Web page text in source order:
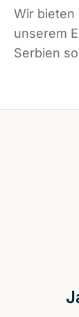
Wir bieten
unserem
Serbien